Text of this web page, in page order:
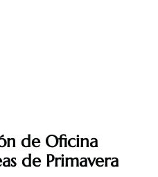
de Oficina
de Primavera